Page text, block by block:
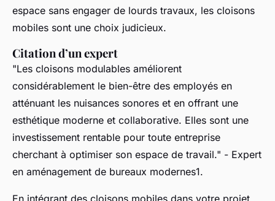
espace sans engager de lourds travaux, les cloisons
mobiles sont une choix judicieux.
Citation d’un expert
"Les cloisons modulables améliorent
considérablement le bien-être des employés en
atténuant les nuisances sonores et en offrant une
esthétique moderne et collaborative. Elles sont une
investissement rentable pour toute entreprise
cherchant à optimiser son espace de travail." - Expert
en aménagement de bureaux modernes1.
En intégrant des cloisons mobiles dans votre projet